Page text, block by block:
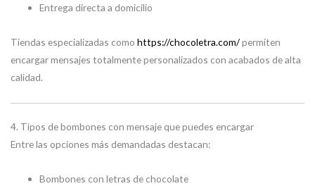
Entrega directa a domicilio
Tiendas especializadas como https://chocoletra.com/permiten
encargar mensajes totalmente personalizados con acabados de alta
calidad.
4. Tipos de bombones con mensaje que puedes encargar
Entre las opciones más demandadas destacan:
Bombones con letras de chocolate